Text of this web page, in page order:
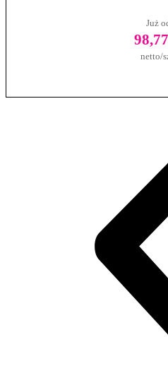
Już
netto/